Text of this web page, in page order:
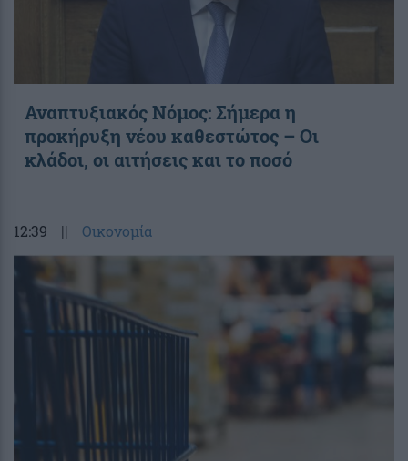
Αναπτυξιακός Νόμος: Σήμερα η
προκήρυξη νέου καθεστώτος – Οι
κλάδοι, οι αιτήσεις και το ποσό
12:39 || Οικονομία